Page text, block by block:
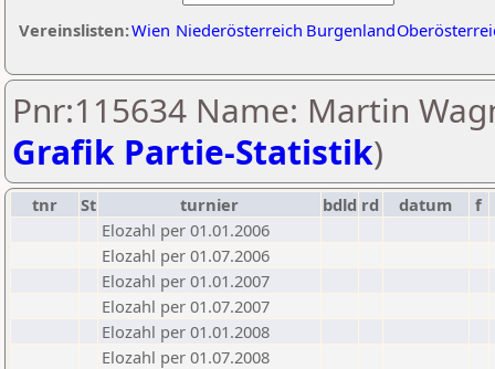
Vereinslisten:Wien Niederösterreich Burgenland
Pnr:115634 Name: Martin
Grafik Partie-Statistik)
tnr St turnier bdld rd datum
f
Elozahl per 01.01.2006
Elozahl per 01.07.2006
Elozahl per 01.01.2007
Elozahl per 01.07.2007
Elozahl per 01.01.2008
Elozahl per 01.07.2008